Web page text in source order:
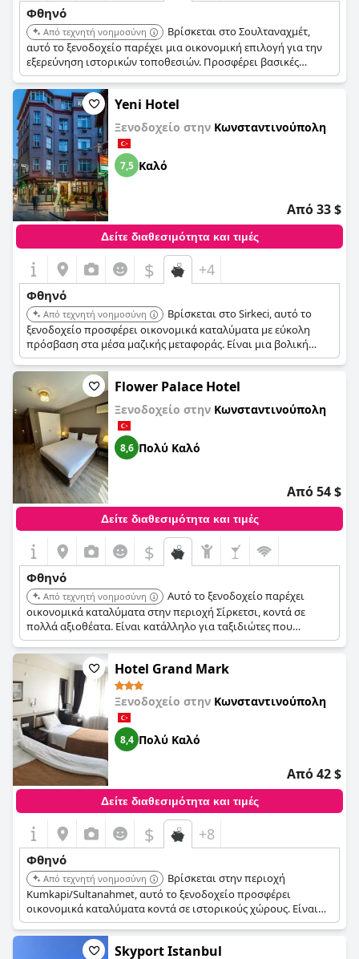
Φθηνό
Από τεχνητή νοημοσύνη
Βρίσκεται στο Σουλταναχμέτ,
αυτό το ξενοδοχείο παρέχει μια οικονομική επιλογή για την
εξερεύνηση ιστορικών τοποθεσιών. Προσφέρει βασικές
ανέσεις για μια άνετη διαμονή.
Yeni Hotel
Ξενοδοχείο στην Κωνσταντινούπολη
7,5 Καλό
Από 33 $
Δείτε διαθεσιμότητα και τιμές
$ +4
Φθηνό
Από τεχνητή νοημοσύνη
Βρίσκεται στο Sirkeci, αυτό το
ξενοδοχείο προσφέρει οικονομικά καταλύματα με εύκολη
πρόσβαση στα μέσα μαζικής μεταφοράς. Είναι μια βολική
επιλογή για ταξιδιώτες με περιορισμένο προϋπολογισμό που
θέλουν να εξερευνήσουν την πόλη.
Flower Palace Hotel
Ξενοδοχείο στην Κωνσταντινούπολη
8,6 Πολύ Καλό
Από 54 $
Δείτε διαθεσιμότητα και τιμές
$
Φθηνό
Από τεχνητή νοημοσύνη
Αυτό το ξενοδοχείο παρέχει
οικονομικά καταλύματα στην περιοχή Σίρκετσι, κοντά σε
πολλά αξιοθέατα. Είναι κατάλληλο για ταξιδιώτες που
αναζητούν οικονομική διαμονή σε κεντρική τοποθεσία.
Hotel Grand Mark
Ξενοδοχείο στην Κωνσταντινούπολη
8,4 Πολύ Καλό
Από 42 $
Δείτε διαθεσιμότητα και τιμές
$ +8
Φθηνό
Από τεχνητή νοημοσύνη
Βρίσκεται στην περιοχή
Kumkapi/Sultanahmet, αυτό το ξενοδοχείο προσφέρει
οικονομικά καταλύματα κοντά σε ιστορικούς χώρους. Είναι
μια πρακτική επιλογή για ταξιδιώτες με χαμηλό
προϋπολογισμό που ενδιαφέρονται να εξερευνήσουν την
παλιά πόλη.
Skyport Istanbul